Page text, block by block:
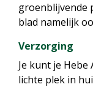
groenblijvende
blad namelijk
Verzorging
Je kunt je
lichte plek in